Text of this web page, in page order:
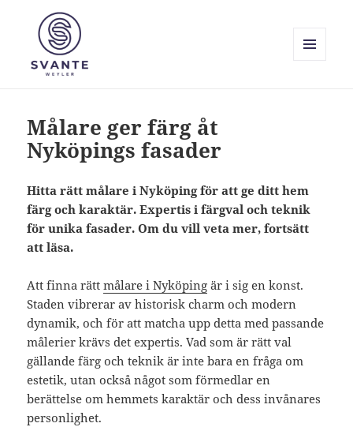
Målare ger färg åt
Nyköpings fasader
Hitta rätt målare i Nyköping för att ge ditt hem
färg och karaktär. Expertis i färgval och teknik
för unika fasader. Om du vill veta mer, fortsätt
att läsa.
Att finna rättmålare i Nyköping är i sig en konst.
Staden vibrerar av historisk charm och modern
dynamik, och för att matcha upp detta med passande
målerier krävs det expertis. Vad som är rätt val
gällande färg och teknik är inte bara en fråga om
estetik, utan också något som förmedlar en
berättelse om hemmets karaktär och dess invånares
personlighet.